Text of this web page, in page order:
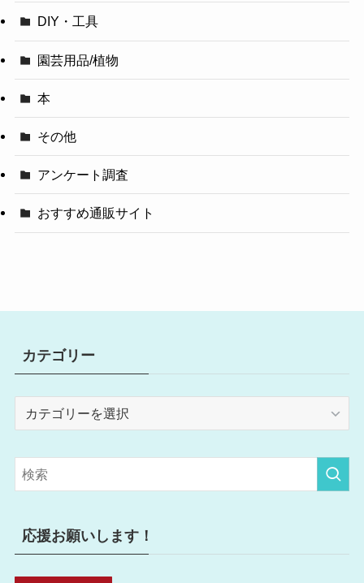
DIY・工具
園芸用品/植物
本
その他
アンケート調査
おすすめ通販サイト
カテゴリー
リ
応援お願いします！